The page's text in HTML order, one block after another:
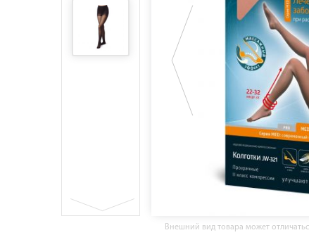
Внешний вид товара может